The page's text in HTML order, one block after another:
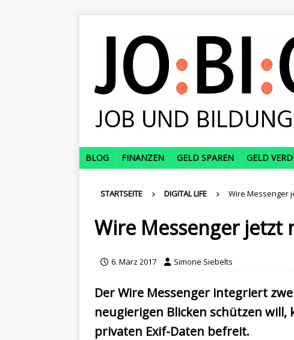
BLOG FINANZEN GELD SPAREN GELD
STARTSEITE DIGITAL LIFE Wire Messenger
Wire Messenger jetzt
6. März 2017 Simone Siebelts
Der Wire Messenger integriert
neugierigen Blicken schützen
privaten Exif-Daten befreit.